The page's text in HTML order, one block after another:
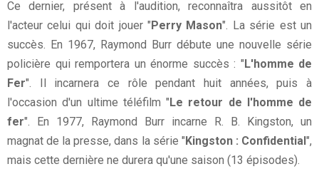
Ce dernier, présent à l'audition, reconnaîtra aussitôt en
l'acteur celui qui doit jouer " Perry Mason". La série est un
succès. En 1967, Raymond Burr débute une nouvelle série
policière qui remportera un énorme succès : " L'homme de
Fer". Il incarnera ce rôle pendant huit années, puis à
l'occasion d'un ultime téléfilm " Le retour de l'homme de
fer". En 1977, Raymond Burr incarne R. B. Kingston, un
magnat de la presse, dans la série " Kingston : Confidential",
mais cette dernière ne durera qu'une saison (13 épisodes).